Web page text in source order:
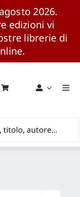
2026.
edizioni vi
librerie di